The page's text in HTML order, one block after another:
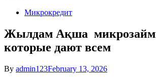
Микрокредит
Жылдам Ақша
которые дают всем
By admin123February 13, 2026